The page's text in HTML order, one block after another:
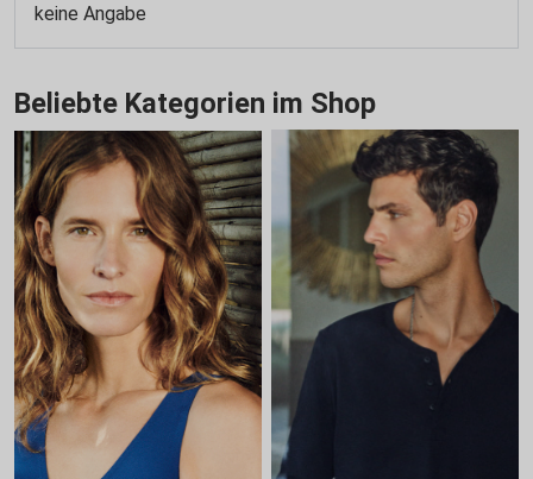
keine Angabe
Beliebte Kategorien im Shop